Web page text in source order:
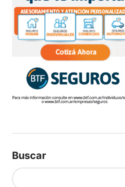
Buscar